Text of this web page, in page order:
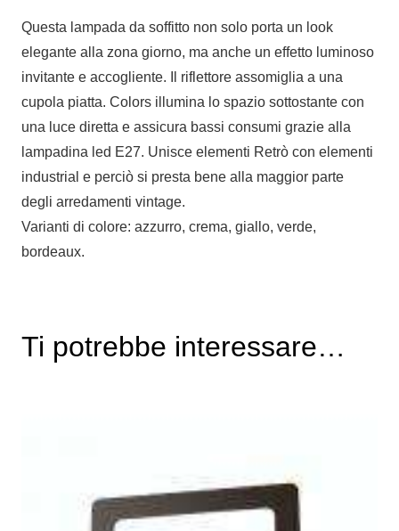
Questa lampada da soffitto non solo porta un look
elegante alla zona giorno, ma anche un effetto luminoso
invitante e accogliente. Il riflettore assomiglia a una
cupola piatta. Colors illumina lo spazio sottostante con
una luce diretta e assicura bassi consumi grazie alla
lampadina led E27. Unisce elementi Retrò con elementi
industrial e perciò si presta bene alla maggior parte
degli arredamenti vintage.
Varianti di colore: azzurro, crema, giallo, verde,
bordeaux.
Ti potrebbe interessare…